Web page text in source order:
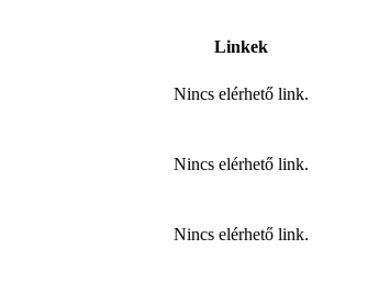
Linkek
Nincs elérhető link.
Nincs elérhető link.
Nincs elérhető link.